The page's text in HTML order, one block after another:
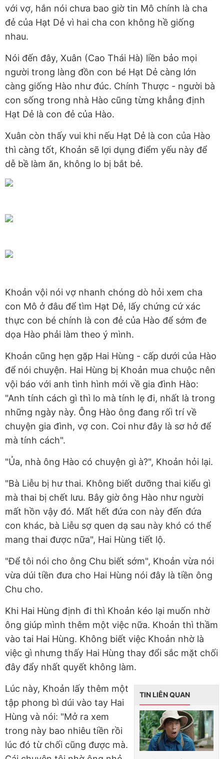
với vợ, hắn nói chưa bao giờ tin Mô chính là cha
đẻ của Hạt Dẻ vì hai cha con không hề giống
nhau.
Nói đến đây, Xuân (Cao Thái Hà) liền bảo mọi
người trong làng đồn con bé Hạt Dẻ càng lớn
càng giống Hào như đúc. Chính Thược - người bà
con sống trong nhà Hào cũng từng khẳng định
Hạt Dẻ là con đẻ của Hào.
Xuân còn thấy vui khi nếu Hạt Dẻ là con của Hào
thì càng tốt, Khoản sẽ lợi dụng điểm yếu này để
dễ bề làm ăn, không lo bị bắt bẻ.
Khoản vội nói vợ nhanh chóng dò hỏi xem cha
con Mô ở đâu để tìm Hạt Dẻ, lấy chứng cứ xác
thực con bé chính là con đẻ của Hào để sớm đe
dọa Hào phải làm theo ý mình.
Khoản cũng hẹn gặp Hai Hùng - cấp dưới của Hào
để nói chuyện. Hai Hùng bị Khoản mua chuộc nên
vội báo với anh tình hình mới về gia đình Hào:
"Anh tính cách gì thì lo mà tính lẹ đi, nhất là trong
những ngày này. Ông Hào ông đang rối trí về
chuyện gia đình, vợ con. Coi như đây là sơ hở để
mà tính cách".
"Ủa, nhà ông Hào có chuyện gì à?", Khoản hỏi lại.
"Bà Liễu bị hư thai. Không biết dưỡng thai kiểu gì
mà thai bị chết lưu. Bây giờ ông Hào như người
mất hồn vậy đó. Mất hết đứa con này đến đứa
con khác, bà Liễu sợ quen dạ sau này khó có thể
mang thai được nữa", Hai Hùng tiết lộ.
"Để tôi nói cho ông Chu biết sớm", Khoản vừa nói
vừa dúi tiền đưa cho Hai Hùng nói đây là tiền ông
Chu cho.
Khi Hai Hùng định đi thì Khoản kéo lại muốn nhờ
ông giúp mình thêm một việc nữa. Khoản thì thầm
vào tai Hai Hùng. Không biết việc Khoản nhờ là
việc gì nhưng thấy Hai Hùng thay đổi sắc mặt chối
đây đẩy nhất quyết không làm.
TIN LIÊN QUAN
Lúc này, Khoản lấy thêm một
tập phong bì dúi vào tay Hai
Hùng và nói: "Mở ra xem
trong này bao nhiêu tiền rồi
lúc đó từ chối cũng được mà.